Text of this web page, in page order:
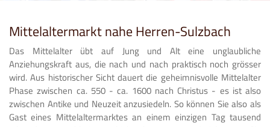
Mittelaltermarkt nahe Herren-Sulzbach
Das Mittelalter übt auf Jung und Alt eine unglaubliche
Anziehungskraft aus, die nach und nach praktisch noch grösser
wird. Aus historischer Sicht dauert die geheimnisvolle Mittelalter
Phase zwischen ca. 550 - ca. 1600 nach Christus - es ist also
zwischen Antike und Neuzeit anzusiedeln. So können Sie also als
Gast eines Mittelaltermarktes an einem einzigen Tag tausend